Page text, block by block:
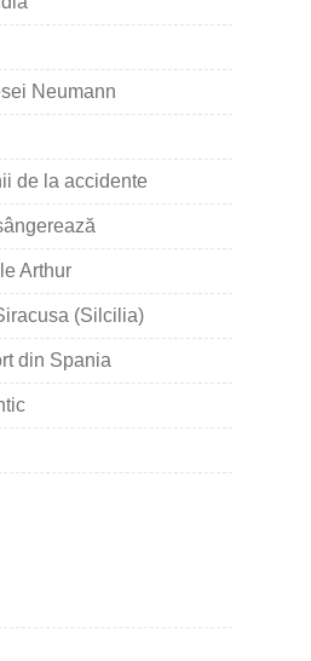
Neumann
de la accidente
Arthur
(Silcilia)
din Spania